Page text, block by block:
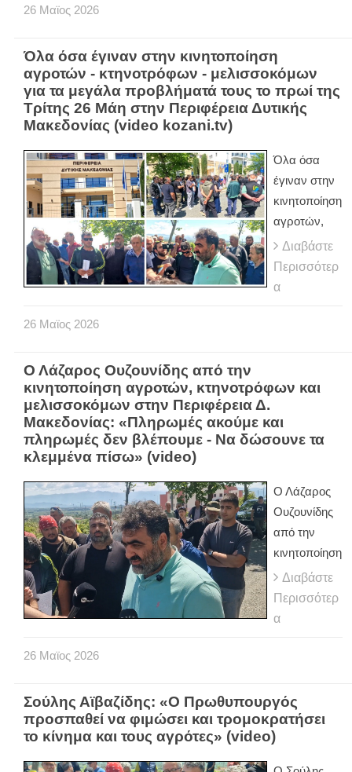
26 Μαϊος 2026
Όλα όσα έγιναν στην κινητοποίηση
αγροτών - κτηνοτρόφων - μελισσοκόμων
για τα μεγάλα προβλήματά τους το πρωί της
Τρίτης 26 Μάη στην Περιφέρεια Δυτικής
Μακεδονίας (video kozani.tv)
Όλα όσα
έγιναν στην
κινητοποίηση
αγροτών,
Διαβάστε
Περισσότερ
α
26 Μαϊος 2026
Ο Λάζαρος Ουζουνίδης από την
κινητοποίηση αγροτών, κτηνοτρόφων και
μελισσοκόμων στην Περιφέρεια Δ.
Μακεδονίας: «Πληρωμές ακούμε και
πληρωμές δεν βλέπουμε - Να δώσουνε τα
κλεμμένα πίσω» (video)
Ο Λάζαρος
Ουζουνίδης
από την
κινητοποίηση
Διαβάστε
Περισσότερ
α
26 Μαϊος 2026
Σούλης Αϊβαζίδης: «Ο Πρωθυπουργός
προσπαθεί να φιμώσει και τρομοκρατήσει
το κίνημα και τους αγρότες» (video)